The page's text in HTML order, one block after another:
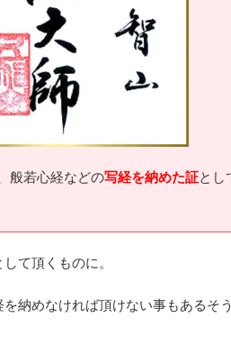
般若心経などの写経を納めた証とし
て頂くものに。
納めなければ頂けない事もあるそ